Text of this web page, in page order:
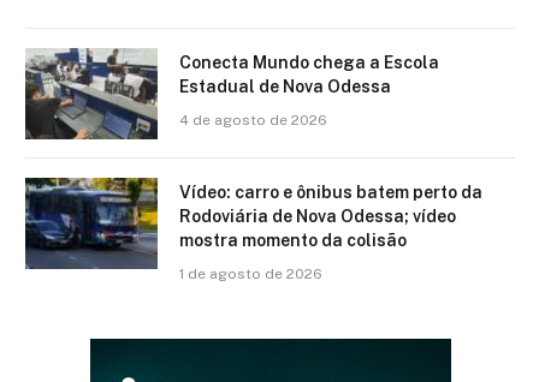
Conecta Mundo chega a Escola
Estadual de Nova Odessa
4 de agosto de 2026
Vídeo: carro e ônibus batem perto da
Rodoviária de Nova Odessa; vídeo
mostra momento da colisão
1 de agosto de 2026